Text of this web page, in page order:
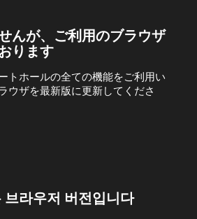
んが、ご利用のブラウザ
ります
トホールの全ての機能をご利用い
ウザを最新版に更新してくださ
브라우저 버전입니다